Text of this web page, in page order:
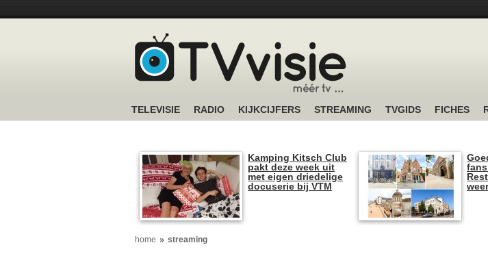
TELEVISIE RADIO KIJKCIJFERS STREAMING TVGIDS FICHES
Kamping Kitsch Club
pakt deze week uit
met eigen driedelige
docuserie bij VTM
home streaming